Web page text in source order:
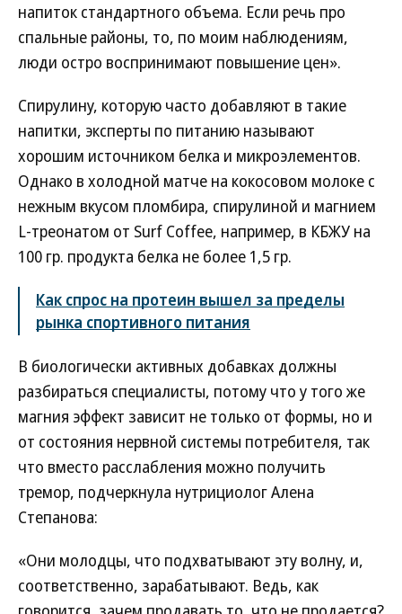
напиток стандартного объема. Если речь про
спальные районы, то, по моим наблюдениям,
люди остро воспринимают повышение цен».
Спирулину, которую часто добавляют в такие
напитки, эксперты по питанию называют
хорошим источником белка и микроэлементов.
Однако в холодной матче на кокосовом молоке с
нежным вкусом пломбира, спирулиной и магнием
L-треонатом от Surf Coffee, например, в КБЖУ на
100 гр. продукта белка не более 1,5 гр.
Как спрос на протеин вышел за пределы
рынка спортивного питания
В биологически активных добавках должны
разбираться специалисты, потому что у того же
магния эффект зависит не только от формы, но и
от состояния нервной системы потребителя, так
что вместо расслабления можно получить
тремор, подчеркнула нутрициолог Алена
Степанова:
«Они молодцы, что подхватывают эту волну, и,
соответственно, зарабатывают. Ведь, как